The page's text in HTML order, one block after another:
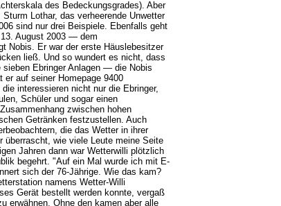
des Bedeckungsgrades). Aber
Lothar, das verheerende Unwetter
sind nur drei Beispiele. Ebenfalls geht
August 2003 — dem
Nobis. Er war der erste Häuslebesitzer
ließ. Und so wundert es nicht, dass
Ebringer Anlagen — die Nobis
auf seiner Homepage 9400
interessieren nicht nur die Ebringer,
Schüler und sogar einen
zwischen hohen
Getränken festzustellen. Auch
die das Wetter in ihrer
überrascht, wie viele Leute meine Seite
Jahren dann war Wetterwilli plötzlich
begehrt. "Auf ein Mal wurde ich mit E-
sich der 76-Jährige. Wie das kam?
namens Wetter-Willi
Gerät bestellt werden konnte, vergaß
erwähnen. Ohne den kamen aber alle